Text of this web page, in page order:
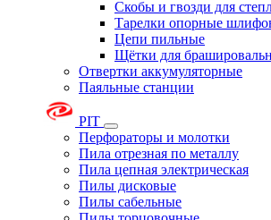
Скобы и гвозди для
Тарелки опорные
Цепи пильные
Щётки для
Отвертки аккумуляторные
Паяльные станции
PIT
Перфораторы и молотки
Пила отрезная по металлу
Пила цепная электрическая
Пилы дисковые
Пилы сабельные